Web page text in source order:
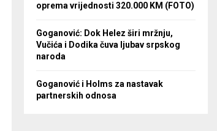
oprema vrijednosti 320.000 KM (FOTO)
Goganović: Dok Helez širi mržnju,
Vučića i Dodika čuva ljubav srpskog
naroda
Goganović i Holms za nastavak
partnerskih odnosa